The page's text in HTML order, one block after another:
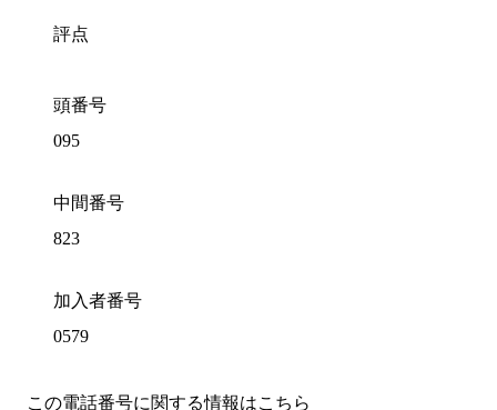
評点
頭番号
095
中間番号
823
加入者番号
0579
この電話番号に関する情報はこちら